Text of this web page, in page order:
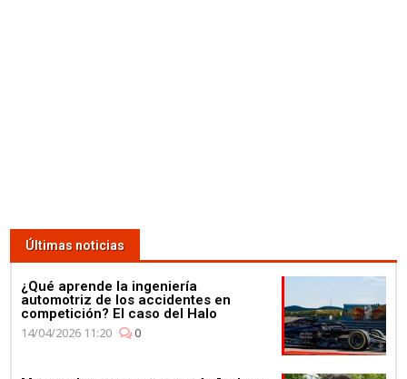
Últimas noticias
¿Qué aprende la ingeniería
automotriz de los accidentes en
competición? El caso del Halo
14/04/2026 11:20
0